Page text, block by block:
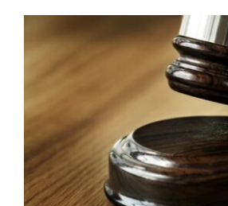
Larger
Image